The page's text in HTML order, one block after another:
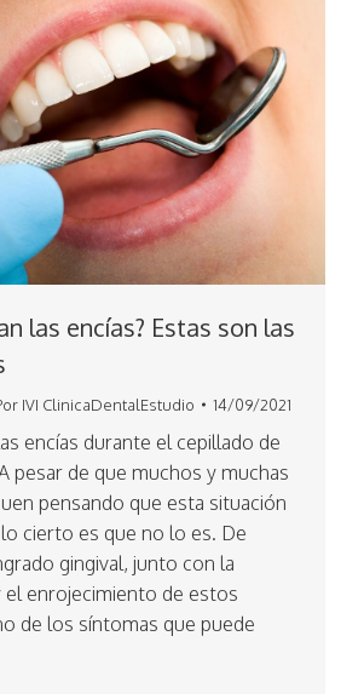
las encías? Estas son las
IVI ClinicaDentalEstudio 14/09/2021
encías durante el cepillado de
pesar de que muchos y muchas
pensando que esta situación
lo cierto es que no lo es. De
gingival, junto con la
el enrojecimiento de estos
de los síntomas que puede